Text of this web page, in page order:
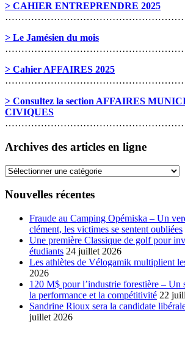
> CAHIER ENTREPRENDRE 2025
> Le Jamésien du mois
> Cahier AFFAIRES 2025
> Consultez la section AFFAIRES
CIVIQUES
Archives des articles en ligne
Archives
articles
Nouvelles récentes
Fraude au Camping Opémiska – Un
clément, les victimes se sentent oubliées
Une première Classique de golf pour
étudiants 24 juillet 2026
Les athlètes de Vélogamik multiplient
2026
120 M$ pour l’industrie forestière – Un
la performance et la compétitivité 22
Sandrine Rioux sera la candidate
juillet 2026